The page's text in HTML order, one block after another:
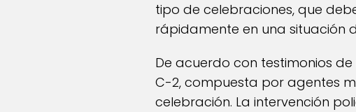
tipo de celebraciones, que
rápidamente en una situación
De acuerdo con testimonios
C-2, compuesta por agentes
celebración. La intervención